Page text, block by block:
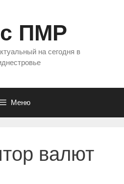
ПМР
на сегодня в
Меню
валют